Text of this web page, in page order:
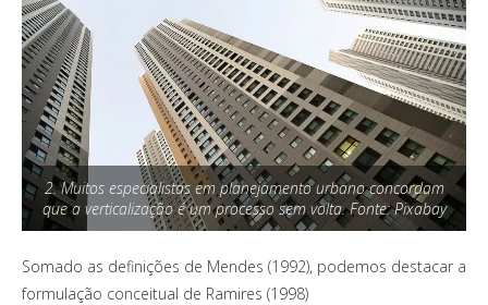
2. Muitos especialistas em planejamento urbano concordam
que a verticalização é um processo sem volta. Fonte: Pixabay
Somado as definições de Mendes (1992), podemos destacar a
formulação conceitual de Ramires (1998)